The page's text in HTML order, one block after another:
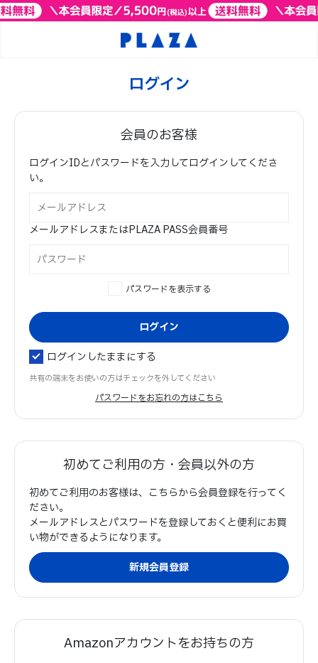
ログイン
会員のお客様
ログインIDとパスワードを入力してログインしてくださ
い。
メールアドレスまたはPLAZA PASS会員番号
パスワードを表示する
ログインしたままにする
共有の端末をお使いの方はチェックを外してください
パスワードをお忘れの方はこちら
初めてご利用の方・会員以外の方
初めてご利用のお客様は、こちらから会員登録を行ってく
ださい。
メールアドレスとパスワードを登録しておくと便利にお買
い物ができるようになります。
Amazonアカウントをお持ちの方